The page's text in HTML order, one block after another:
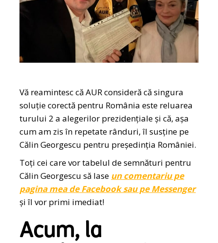
Vă reamintesc că AUR consideră că singura
soluție corectă pentru România este reluarea
turului 2 a alegerilor prezidențiale și că, așa
cum am zis în repetate rânduri, îl susține pe
Călin Georgescu pentru președinția României.
Toți cei care vor tabelul de semnături pentru
Călin Georgescu să lase un comentariu pe
pagina mea de Facebook sau pe Messenger
și îl vor primi imediat!
Acum, la